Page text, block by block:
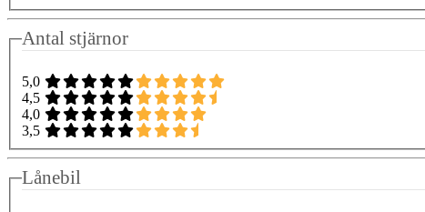
Antal stjärnor
5,0
4,5
4,0
3,5
Lånebil